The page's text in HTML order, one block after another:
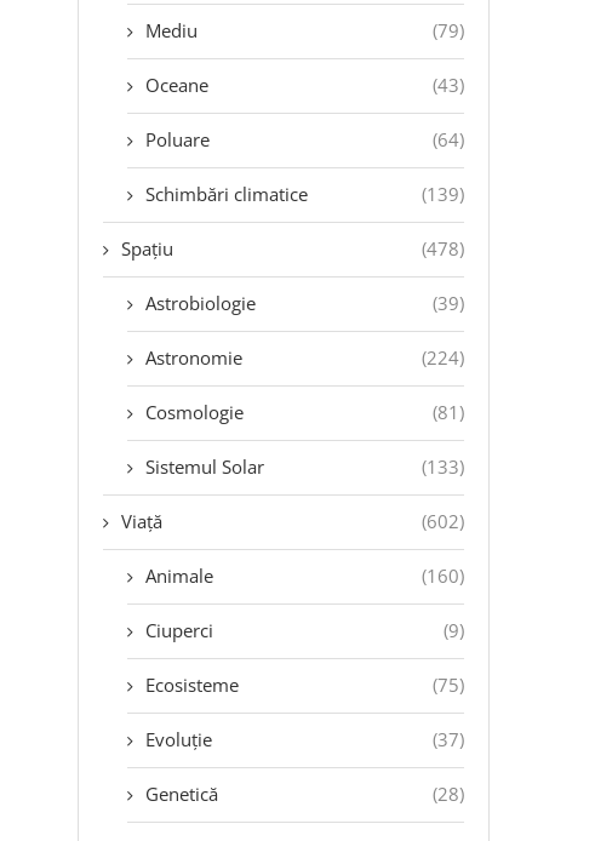
Mediu (79)
Oceane (43)
Poluare (64)
Schimbări climatice (139)
Spațiu (478)
Astrobiologie (39)
Astronomie (224)
Cosmologie (81)
Sistemul Solar (133)
Viață (602)
Animale (160)
Ciuperci (9)
Ecosisteme (75)
Evoluție (37)
Genetică (28)